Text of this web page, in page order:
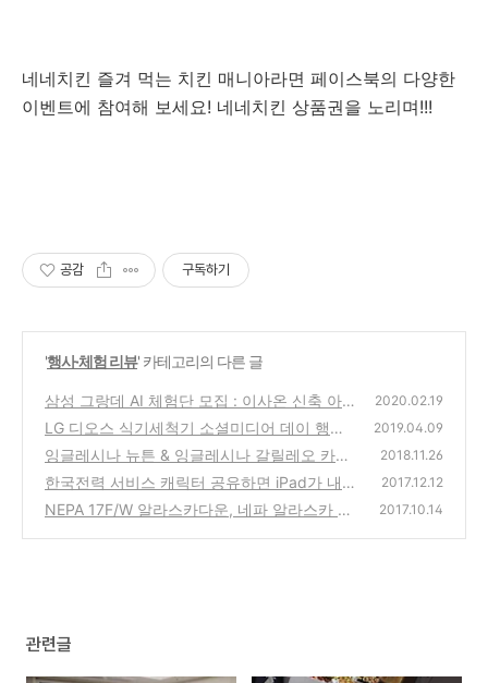
네네치킨 즐겨 먹는 치킨 매니아라면 페이스북의 다양한
이벤트에 참여해 보세요! 네네치킨 상품권을 노리며!!!
공감 구독하기
'행사·체험 리뷰' 카테고리의 다른 글
삼성 그랑데 AI 체험단 모집 : 이사온 신축 아
파트, 우리집 세탁실에 두고파!
(0)
2020.02.19
LG 디오스 식기세척기 소셜미디어 데이 행사
참가 : 손설거지 VS 식기세척기, 그 승자는? 식
기세척기 추천
2019.04.09
잉글레시나 뉴튼 & 잉글레시나 갈릴레오 카시
트 체험단 모집
(0)
2018.11.26
한국전력 서비스 캐릭터 공유하면 iPad가 내
손에! @한국전력 서비스캐릭터 홍보 이벤트
2017.12.12
NEPA 17F/W 알라스카다운, 네파 알라스카 다
2017.10.14
관련글